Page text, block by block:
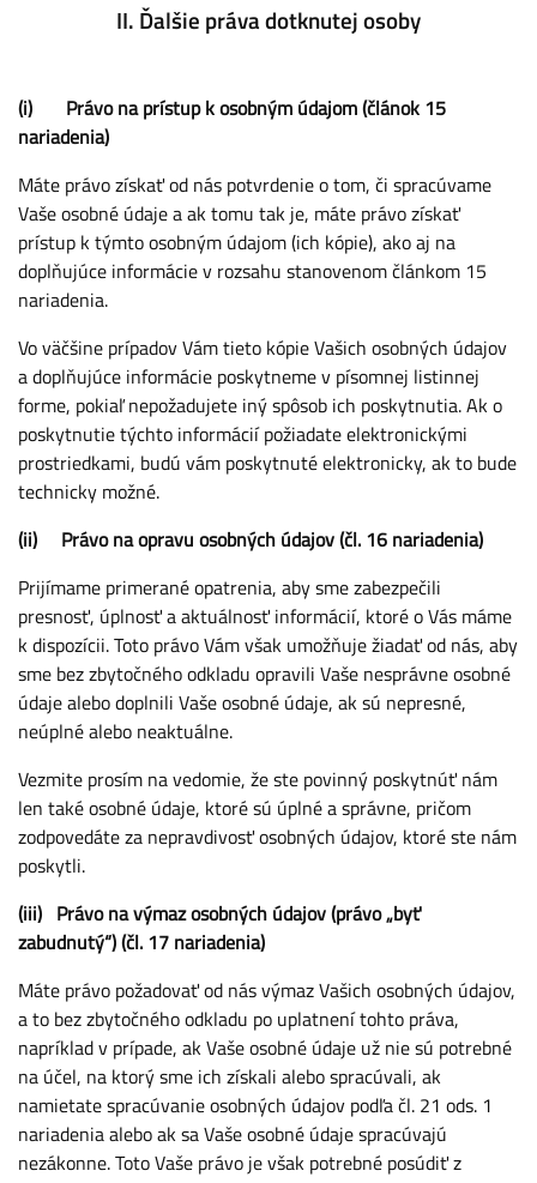
II. Ďalšie práva dotknutej osoby
(i) Právo na prístup k osobným údajom (článok 15
nariadenia)
Máte právo získať od nás potvrdenie o tom, či spracúvame
Vaše osobné údaje a ak tomu tak je, máte právo získať
prístup k týmto osobným údajom (ich kópie), ako aj na
doplňujúce informácie v rozsahu stanovenom článkom 15
nariadenia.
Vo väčšine prípadov Vám tieto kópie Vašich osobných údajov
a doplňujúce informácie poskytneme v písomnej listinnej
forme, pokiaľ nepožadujete iný spôsob ich poskytnutia. Ak o
poskytnutie týchto informácií požiadate elektronickými
prostriedkami, budú vám poskytnuté elektronicky, ak to bude
technicky možné.
(ii) Právo na opravu osobných údajov (čl. 16 nariadenia)
Prijímame primerané opatrenia, aby sme zabezpečili
presnosť, úplnosť a aktuálnosť informácií, ktoré o Vás máme
k dispozícii. Toto právo Vám však umožňuje žiadať od nás, aby
sme bez zbytočného odkladu opravili Vaše nesprávne osobné
údaje alebo doplnili Vaše osobné údaje, ak sú nepresné,
neúplné alebo neaktuálne.
Vezmite prosím na vedomie, že ste povinný poskytnúť nám
len také osobné údaje, ktoré sú úplné a správne, pričom
zodpovedáte za nepravdivosť osobných údajov, ktoré ste nám
poskytli.
(iii) Právo na výmaz osobných údajov (právo „byť
zabudnutý“) (čl. 17 nariadenia)
Máte právo požadovať od nás výmaz Vašich osobných údajov,
a to bez zbytočného odkladu po uplatnení tohto práva,
napríklad v prípade, ak Vaše osobné údaje už nie sú potrebné
na účel, na ktorý sme ich získali alebo spracúvali, ak
namietate spracúvanie osobných údajov podľa čl. 21 ods. 1
nariadenia alebo ak sa Vaše osobné údaje spracúvajú
nezákonne. Toto Vaše právo je však potrebné posúdiť z